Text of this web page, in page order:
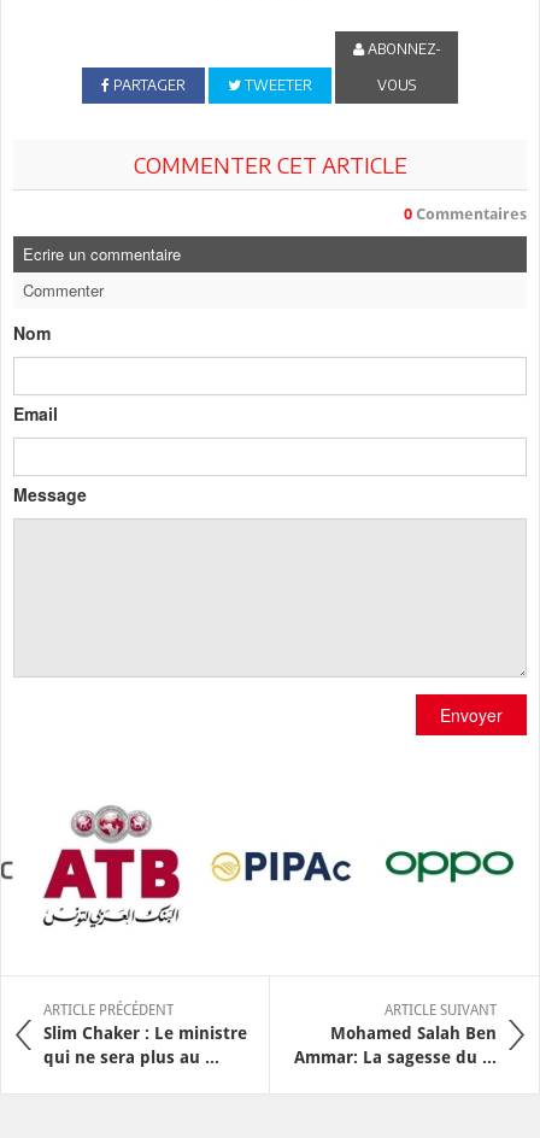
PARTAGER TWEETER
ABONNEZ-
VOUS
COMMENTER CET ARTICLE
0 Commentaires
Ecrire un commentaire
Commenter
Nom
Email
Message
Envoyer
ARTICLE PRÉCÉDENT
Slim Chaker : Le ministre
qui ne sera plus au ...
ARTICLE SUIVANT
Mohamed Salah Ben
Ammar: La sagesse du ...